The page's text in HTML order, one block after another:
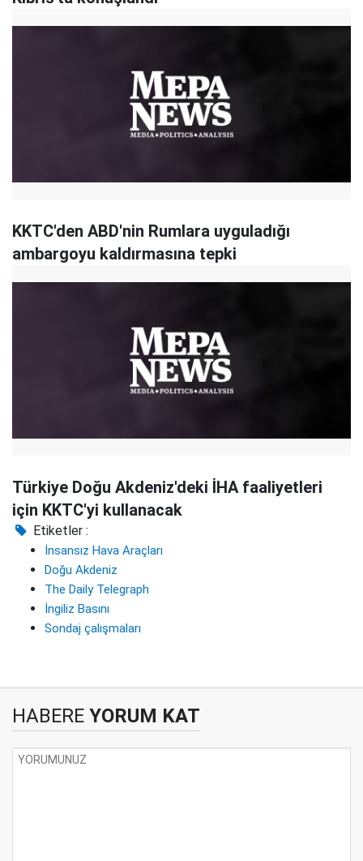
KKTC'den ABD'nin Rumlara uyguladığı
ambargoyu kaldırmasına tepki
Türkiye Doğu Akdeniz'deki İHA faaliyetleri
için KKTC'yi kullanacak
Etiketler :
İnsansız Hava Araçları
Doğu Akdeniz
The Daily Telegraph
İngiliz Basını
Sondaj çalışmaları
HABERE YORUM KAT